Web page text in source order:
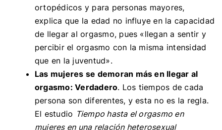
ortopédicos y para personas mayores,
explica que la edad no influye en la capacidad
de llegar al orgasmo, pues «llegan a sentir y
percibir el orgasmo con la misma intensidad
que en la juventud».
Las mujeres se demoran más en llegar al
orgasmo: Verdadero. Los tiempos de cada
persona son diferentes, y esta no es la regla.
El estudio Tiempo hasta el orgasmo en
mujeres en una relación heterosexual